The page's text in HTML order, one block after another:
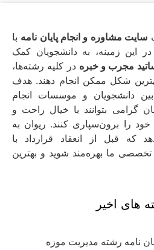
سایت مشاوره و انجام پایان نامه با
این زمینه، به دانشجویان کمک
مجرب و خبره در کلیه رشته‌ها،
شکل ممکن انجام دهند. هدف
دانشجویان و موسسات انجام
گرامی بتوانند با خیال راحت و
را برون‌سپاری کنند. ریوان به
که قبل از انعقاد قرارداد با
ما بهره‌مند شوید و بهترین
های اخیر